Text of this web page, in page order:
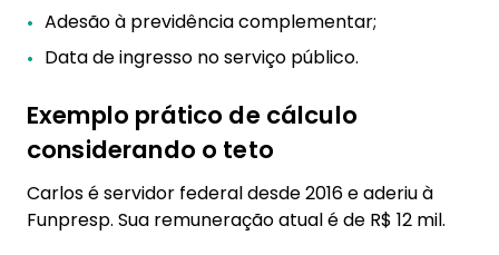
Adesão à previdência complementar;
Data de ingresso no serviço público.
Exemplo prático de cálculo
considerando o teto
Carlos é servidor federal desde 2016 e aderiu à
Funpresp. Sua remuneração atual é de R$ 12 mil.